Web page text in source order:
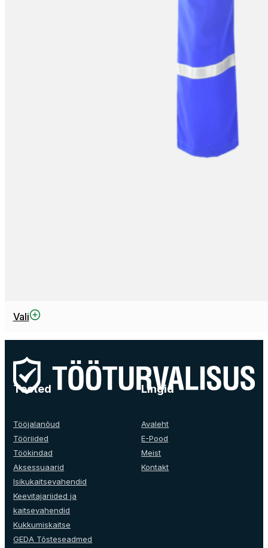
Vali
This
has
multiple
variants.
The
options
be
chosen
on
the
product
page
Tooted
Tööjalanõud
Tööriided
Töökindad
Aksessuaarid
Isikukaitsevahendid
Keevitajariided ja
kaitsevahendid
Kukkumiskaitse
GEDA Tõsteseadmed
Lingid
Avaleht
E-Pood
Meist
Kontakt